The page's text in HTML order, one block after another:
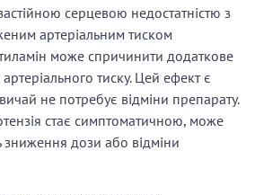
серцевою недостатністю з
артеріальним тиском
може спричинити додаткове
тиску. Цей ефект є
не потребує відміни препарату.
стає симптоматичною, може
зниження дози або відміни